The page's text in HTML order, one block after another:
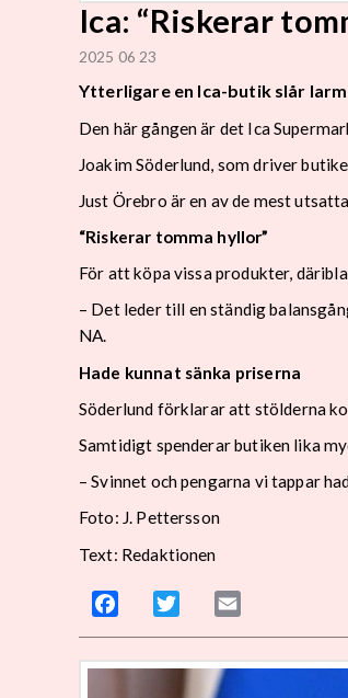
Ica: “Riskerar
2025 06 23
Ytterligare en Ica-butik slår
Den här gången är det Ica
Joakim Söderlund, som driver
Just Örebro är en av de mest
“Riskerar tomma hyllor”
För att köpa vissa produkter,
– Det leder till en ständig
NA.
Hade kunnat sänka priserna
Söderlund förklarar att stölderna
Samtidigt spenderar butiken lika
– Svinnet och pengarna vi tappar
Foto: J. Pettersson
Text: Redaktionen
Facebook Twitter